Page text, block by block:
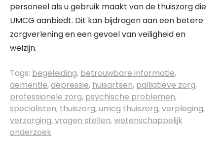
personeel als u gebruik maakt van de thuiszorg die
UMCG aanbiedt. Dit kan bijdragen aan een betere
zorgverlening en een gevoel van veiligheid en
welzijn.
Tags: begeleiding, betrouwbare informatie,
dementie,depressie, huisartsen, palliatieve zorg,
professionele zorg, psychische problemen,
specialisten, thuiszorg,umcg thuiszorg,verpleging,
verzorging,vragen stellen,wetenschappelijk
onderzoek